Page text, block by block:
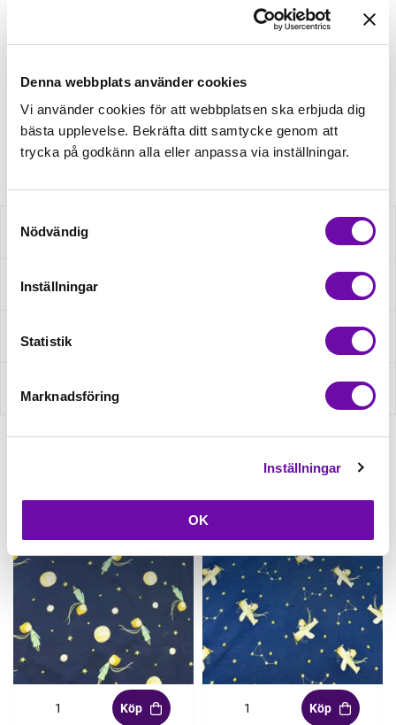
Denna webbplats använder cookies
Vi använder cookies för att webbplatsen ska erbjuda dig
bästa upplevelse. Bekräfta ditt samtycke genom att
trycka på godkänn alla eller anpassa via inställningar.
Nödvändig
Inställningar
Statistik
Marknadsföring
Inställningar
OK
Finns i lager
Artikelnr: K10328007
Beskrivning
Specifikation
Fråga om produkt
Recensioner
Relaterade produkter
Köp Köp